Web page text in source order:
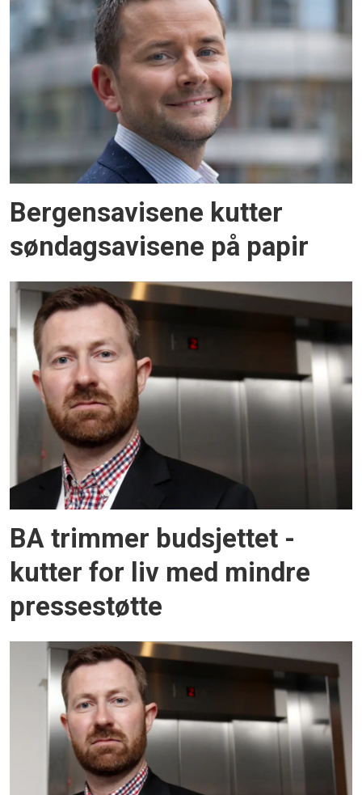
Bergensavisene kutter
søndagsavisene på papir
BA trimmer budsjettet -
kutter for liv med mindre
pressestøtte